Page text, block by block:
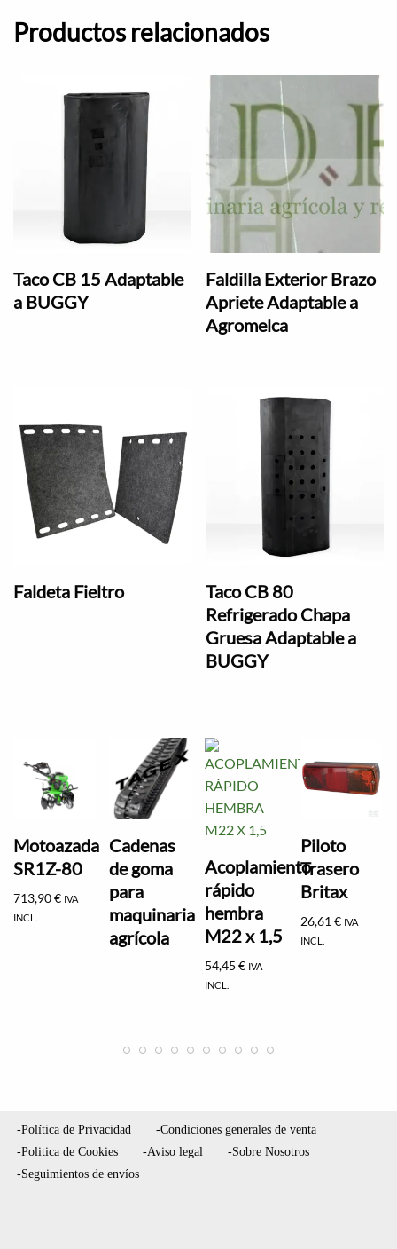
Productos relacionados
Taco CB 15 Adaptable
a BUGGY
Faldilla Exterior Brazo
Apriete Adaptable a
Agromelca
Faldeta Fieltro
Taco CB 80
Refrigerado Chapa
Gruesa Adaptable a
BUGGY
Motoazada
SR1Z-80
713,90€ IVA
INCL.
Cadenas
de goma
para
maquinaria
agrícola
Acoplamiento
rápido
hembra
M22 x 1,5
54,45€ IVA
INCL.
Piloto
Trasero
Britax
26,61€ IVA
INCL.
-Política de Privacidad
-Condiciones generales de venta
-Politica de Cookies
-Aviso legal
-Sobre Nosotros
-Seguimientos de envíos